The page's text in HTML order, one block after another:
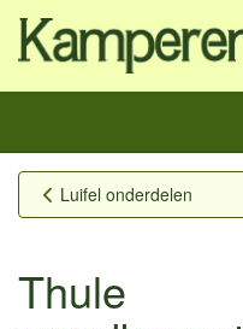
Luifel onderdelen
Thule